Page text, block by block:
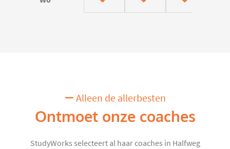
Alleen de allerbesten
Ontmoet onze coaches
StudyWorks selecteert al haar coaches in Halfweg